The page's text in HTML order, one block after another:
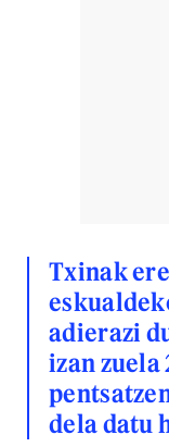
Txinak
adierazi
izan zuela
dela datu